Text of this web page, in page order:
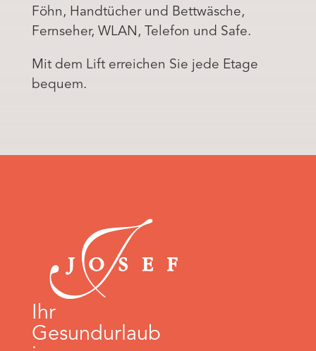
Föhn, Handtücher und Bettwäsche,
Fernseher, WLAN, Telefon und Safe.
Mit dem Lift erreichen Sie jede Etage
bequem.
Ihr
Gesundurlaub